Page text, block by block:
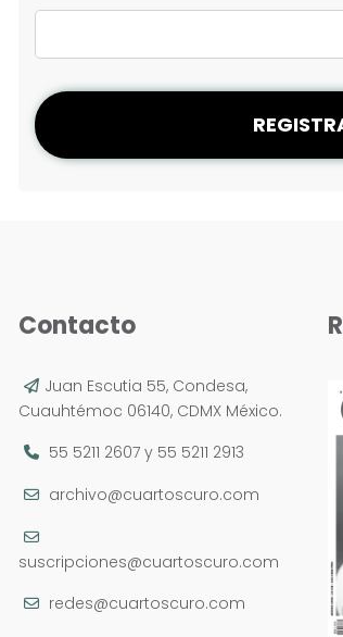
Contacto
Juan Escutia 55, Condesa,
Cuauhtémoc 06140, CDMX México.
55 5211 2607y 55 5211 2913
archivo@cuartoscuro.com
suscripciones@cuartoscuro.com
redes@cuartoscuro.com